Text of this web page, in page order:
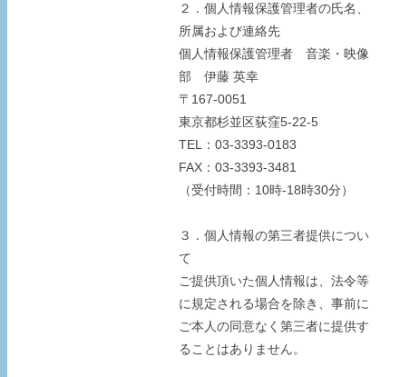
２．個人情報保護管理者の氏名、
所属および連絡先
個人情報保護管理者 音楽・映像
部 伊藤 英幸
〒167-0051
東京都杉並区荻窪5-22-5
TEL：03-3393-0183
FAX：03-3393-3481
（受付時間：10時-18時30分）
３．個人情報の第三者提供につい
て
ご提供頂いた個人情報は、法令等
に規定される場合を除き、事前に
ご本人の同意なく第三者に提供す
ることはありません。